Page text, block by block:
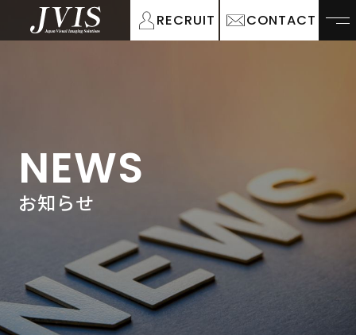
RECRUIT CONTACT
NEWS
お知らせ